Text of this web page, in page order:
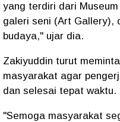
yang terdiri dari
galeri seni (Art Gallery),
budaya," ujar dia.
Zakiyuddin turut
masyarakat agar
dan selesai tepat waktu.
"Semoga masyarakat